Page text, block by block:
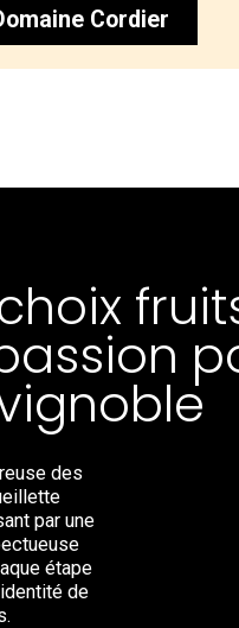
Cordier
des
par une
étape
de